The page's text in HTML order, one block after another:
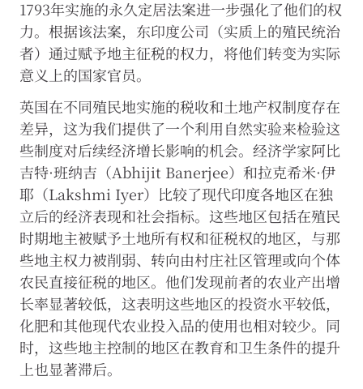
详
细
信
息，
请
阅
隐
私
政
策。
仅
接
受
必
要
的
Cookie
接
受
所
有
1793年实施的永久定居法案进一步强化了他们的权
力。根据该法案，东印度公司（实质上的殖民统治
者）通过赋予地主征税的权力，将他们转变为实际
意义上的国家官员。
英国在不同殖民地实施的税收和土地产权制度存在
差异，这为我们提供了一个利用自然实验来检验这
些制度对后续经济增长影响的机会。经济学家阿比
吉特·班纳吉（Abhijit Banerjee）和拉克希米·伊
耶（Lakshmi Iyer）比较了现代印度各地区在独
立后的经济表现和社会指标。这些地区包括在殖民
时期地主被赋予土地所有权和征税权的地区，与那
些地主权力被削弱、转向由村庄社区管理或向个体
农民直接征税的地区。他们发现前者的农业产出增
长率显著较低，这表明这些地区的投资水平较低，
化肥和其他现代农业投入品的使用也相对较少。同
时，这些地主控制的地区在教育和卫生条件的提升
上也显著滞后。